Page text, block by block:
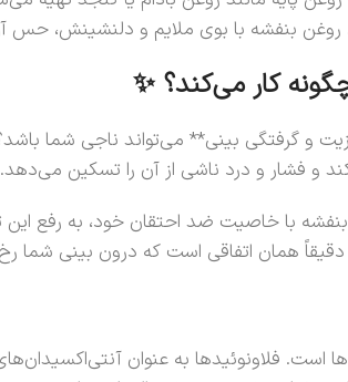
بنفشه با بوی ملایم و دلنشینش، حس
کار می‌کند؟ ✨
و گرفتگی بینی** می‌تواند ناجی شما
و فشار و درد ناشی از آن را تسکین می‌دهد.
با خاصیت ضد احتقان خود، به رفع این
دقیقاً همان اتفاقی است که درون بینی شما
است. فلاونوئیدها به عنوان